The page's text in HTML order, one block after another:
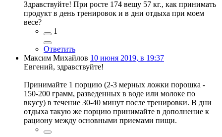
Здравствуйте! При росте 174 вешу 57 кг., как принимать
продукт в день тренировок и в дни отдыха при моем
весе?
1
Ответить
Максим Михайлов 10 июня 2019, в 19:37
Евгений, здравствуйте!
Принимайте 1 порцию (2-3 мерных ложки порошка -
150-200 грамм, разведенных в воде или молоке по
вкусу) в течение 30-40 минут после тренировки. В дни
отдыха такую же порцию принимайте в дополнение к
рациону между основными приемами пищи.